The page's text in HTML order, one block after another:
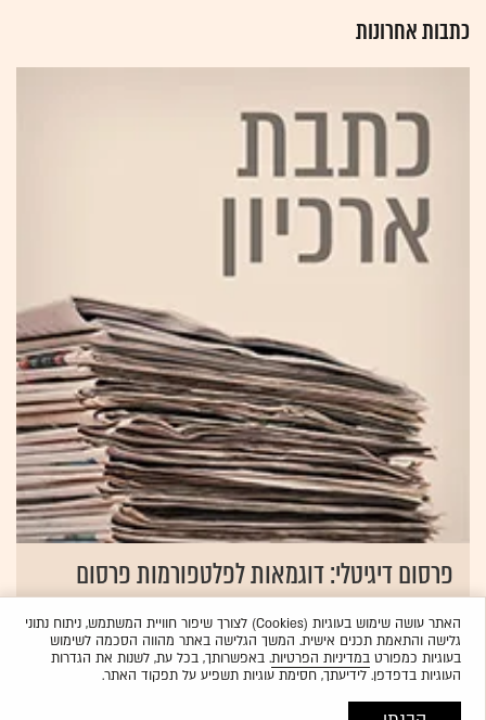
כתבות אחרונות
פרסום דיגיטלי: דוגמאות לפלטפורמות פרסום
חדשניות במיוחד
13.11.2010 נועה פרג, ניו-יורק
האתר עושה שימוש בעוגיות (Cookies) לצורך שיפור חוויית המשתמש, ניתוח נתוני
גלישה והתאמת תכנים אישית. המשך הגלישה באתר מהווה הסכמה לשימוש
בעוגיות כמפורטבמדיניות הפרטיות. באפשרותך, בכל עת, לשנות את הגדרות
העוגיות בדפדפן. לידיעתך, חסימת עוגיות תשפיע על תפקוד האתר.